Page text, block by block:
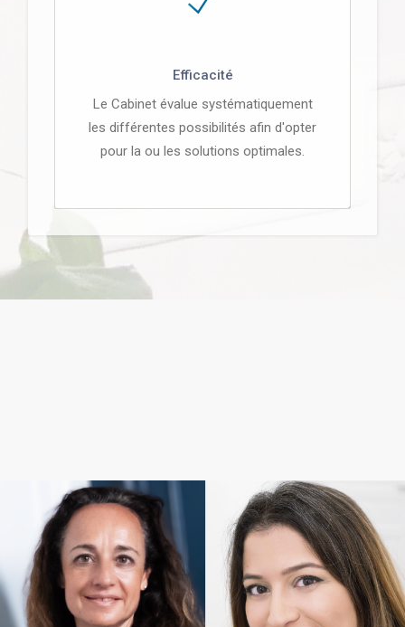
Efficacité
Le Cabinet évalue systématiquement
les différentes possibilités afin d'opter
pour la ou les solutions optimales.